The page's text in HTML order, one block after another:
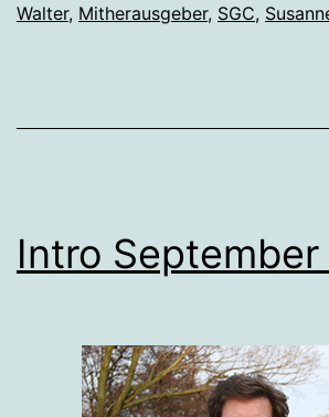
Walter, Mitherausgeber, SGC,
Intro September